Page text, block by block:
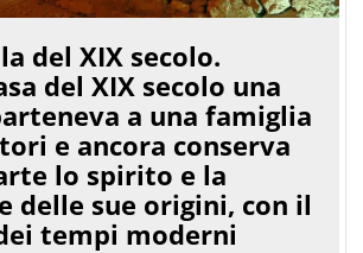
del XIX secolo.
del XIX secolo una
a una famiglia
e ancora conserva
lo spirito e la
delle sue origini, con il
tempi moderni